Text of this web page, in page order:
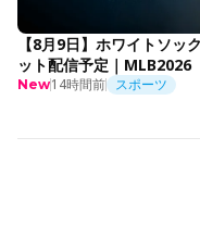
【8月9日】ホワイトソ
ット配信予定｜MLB2026
New14時間前 スポーツ